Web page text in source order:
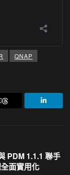
QNAP
PDM 1.1.1 聯手
面實用化